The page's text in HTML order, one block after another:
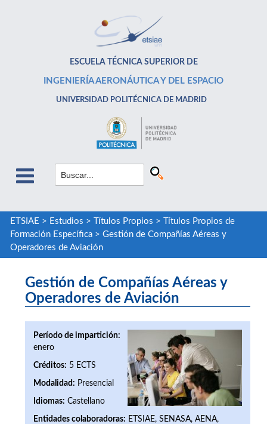
ESCUELA TÉCNICA SUPERIOR DE
INGENIERÍA AERONÁUTICA Y DEL ESPACIO
UNIVERSIDAD POLITÉCNICA DE MADRID
ETSIAE > Estudios > Títulos Propios >
Títulos Propios de
Formación Específica> Gestión de Compañías Aéreas y
Operadores de Aviación
Gestión de Compañías Aéreas y
Operadores de Aviación
Período de impartición:
enero
Créditos: 5 ECTS
Modalidad: Presencial
Idiomas: Castellano
Entidades colaboradoras: ETSIAE, SENASA, AENA,